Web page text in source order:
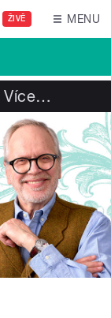
ŽIVĚ MENU
Více…